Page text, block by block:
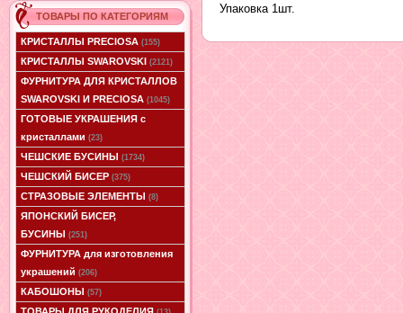
ТОВАРЫ ПО КАТЕГОРИЯМ
КРИСТАЛЛЫ PRECIOSA (155)
КРИСТАЛЛЫ SWAROVSKI (2121)
ФУРНИТУРА ДЛЯ КРИСТАЛЛОВ
SWAROVSKI И PRECIOSA (1045)
ГОТОВЫЕ УКРАШЕНИЯ с
кристаллами (23)
ЧЕШСКИЕ БУСИНЫ (1734)
ЧЕШСКИЙ БИСЕР (375)
СТРАЗОВЫЕ ЭЛЕМЕНТЫ (8)
ЯПОНСКИЙ БИСЕР,
БУСИНЫ (251)
ФУРНИТУРА для изготовления
украшений (206)
КАБОШОНЫ (57)
Упаковка 1шт.